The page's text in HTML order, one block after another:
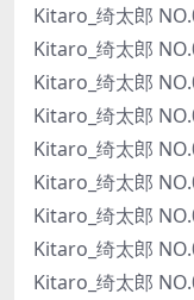
Kitaro_绮太郎
Kitaro_绮太郎
Kitaro_绮太郎
Kitaro_绮太郎
Kitaro_绮太郎
Kitaro_绮太郎
Kitaro_绮太郎
Kitaro_绮太郎
Kitaro_绮太郎